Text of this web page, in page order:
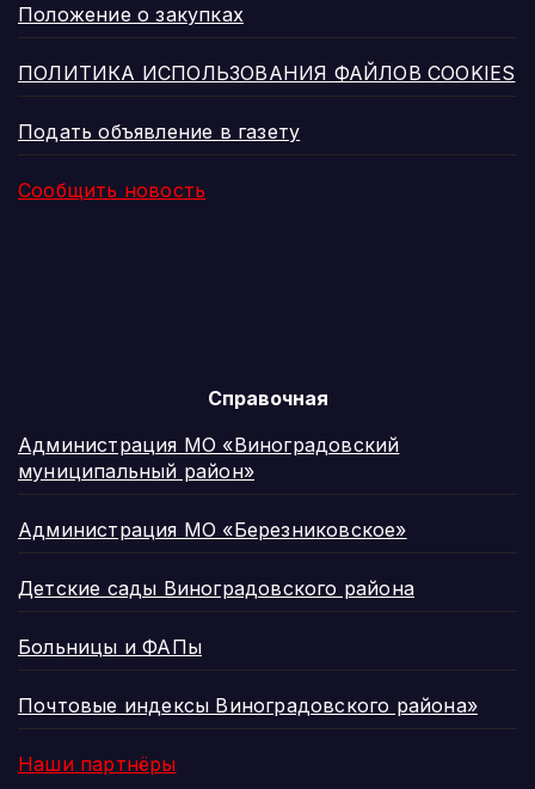
Положение о закупках
ПОЛИТИКА ИСПОЛЬЗОВАНИЯ ФАЙЛОВ COOKIES
Подать объявление в газету
Сообщить новость
Справочная
Администрация МО «Виноградовский
муниципальный район»
Администрация МО «Березниковское»
Детские сады Виноградовского района
Больницы и ФАПы
Почтовые индексы Виноградовского района»
Наши партнёры